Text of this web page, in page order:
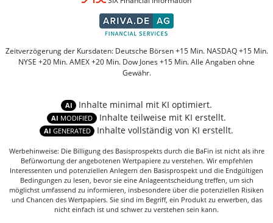
Zeitverzögerung der Kursdaten: Deutsche Börsen +15 Min. NASDAQ +15 Min.
NYSE +20 Min. AMEX +20 Min. Dow Jones +15 Min. Alle Angaben ohne
Gewähr.
AI Inhalte minimal mit KI optimiert.
AI MODIFIED Inhalte teilweise mit KI erstellt.
AI GENERATED Inhalte vollständig von KI erstellt.
Werbehinweise: Die Billigung des Basisprospekts durch die BaFin ist nicht als ihre
Befürwortung der angebotenen Wertpapiere zu verstehen. Wir empfehlen
Interessenten und potenziellen Anlegern den Basisprospekt und die Endgültigen
Bedingungen zu lesen, bevor sie eine Anlageentscheidung treffen, um sich
möglichst umfassend zu informieren, insbesondere über die potenziellen Risiken
und Chancen des Wertpapiers. Sie sind im Begriff, ein Produkt zu erwerben, das
nicht einfach ist und schwer zu verstehen sein kann.